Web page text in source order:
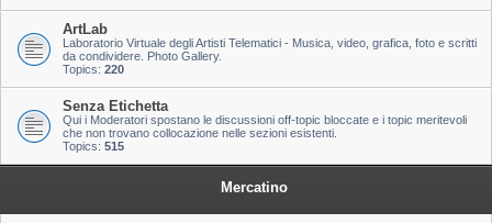
ArtLab
Laboratorio Virtuale degli Artisti Telematici - Musica, video, grafica, foto e scritti
da condividere. Photo Gallery.
Topics: 220
Senza Etichetta
Qui i Moderatori spostano le discussioni off-topic bloccate e i topic meritevoli
che non trovano collocazione nelle sezioni esistenti.
Topics: 515
Mercatino